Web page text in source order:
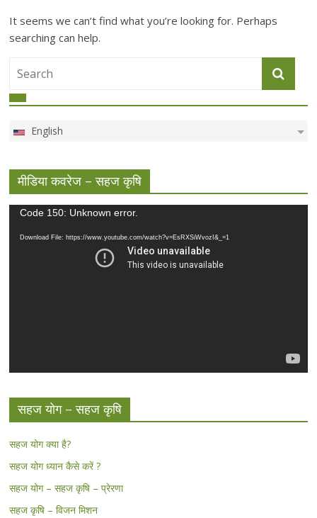
It seems we can’t find what you’re looking for. Perhaps
searching can help.
English
मीडिया कवरेज – सहज कृषि
Video
Code 150: Unknown error.
Download File: https://www.youtube.com/watch?v=EsRXSiWvozI&_=1
सहज योग – सहज कृषि
सहज योग क्या है?
सहज योग ध्यान कैसे करें ?
सहज योग – सहज कृषि – प्रेरणा
सहज कृषि – विजन मिशन